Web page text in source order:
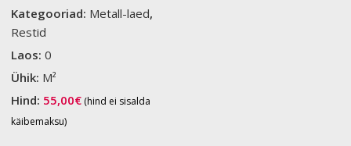
Kategooriad: Metall-laed,
Restid
Laos:0
Ühik: M²
Hind: 55,00€ (hind ei sisalda
käibemaksu)